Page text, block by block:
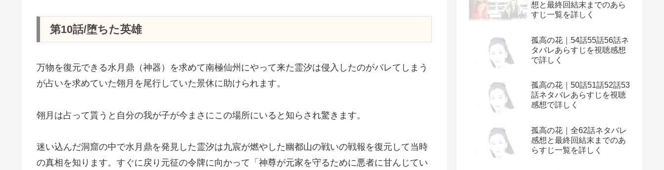
第10話/堕ちた英雄
万物を復元できる水月鼎（神器）を求めて南極仙州にやって来た霊汐は侵入したのがバレてしまう
が占いを求めていた翎月を尾行していた景休に助けられます。
翎月は占って貰うと自分の我が子が今まさにこの場所にいると知らされ驚きます。
迷い込んだ洞窟の中で水月鼎を発見した霊汐は九宸が燃やした幽都山の戦いの戦報を復元して当時
の真相を知ります。すぐに戻り元征の令牌に向かって「神尊が元家を守るために悪者に甘んじてい
想と最終回結末までのあら
すじ一覧を詳しく
孤高の花｜54話55話56話ネ
タバレあらすじを視聴感想
で詳しく
孤高の花｜50話51話52話53
話ネタバレあらすじを視聴
感想で詳しく
孤高の花｜全62話ネタバレ
感想と最終回結末までのあ
らすじ一覧を詳しく